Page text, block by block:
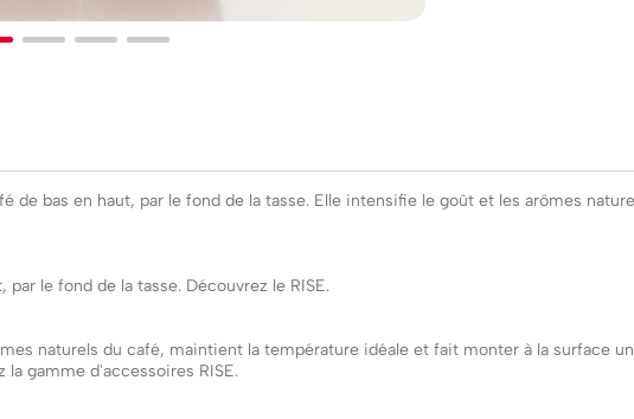
de bas en haut, par le fond de la tasse. Elle intensifie le goût et les arômes
le fond de la tasse. Découvrez le RISE.
naturels du café, maintient la température idéale et fait monter à la surface
la gamme d'accessoires RISE.